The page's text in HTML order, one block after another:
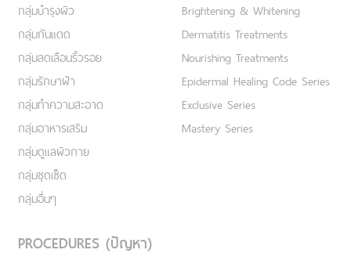
กลุ่มบำรุงผิว
กลุ่มกันแดด
กลุ่มลดเลือนริ้วรอย
กลุ่มรักษาฝ้า
กลุ่มทำความสะอาด
กลุ่มอาหารเสริม
กลุ่มดูแลผิวกาย
กลุ่มชุดเซ็ต
กลุ่มอื่นๆ
Brightening & Whitening
Dermatitis Treatments
Nourishing Treatments
Epidermal Healing Code Series
Exclusive Series
Mastery Series
PROCEDURES (ปัญหา)